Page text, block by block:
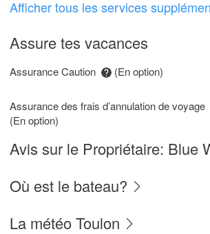
Afficher tous les services
Assure tes vacances
Assurance Caution (En option)
Assurance des frais d’annulation de voyage
(En option)
Avis sur le Propriétaire: Blue
Où est le bateau?
La météo Toulon